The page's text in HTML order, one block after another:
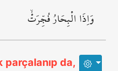
وَاِذَا الْبِحَارُ فُجِّرَتْۙ
parçalanıp da,